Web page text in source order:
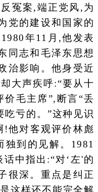
冤案,端正党风,为
党的建设和国家的
年11月,他发表
同志和毛泽东思想
治影响。他身受近
大声疾呼:“要从十
价毛主席”,断言“丢
亏的。”这种见识
!他对客观评价林彪
独到的见解。1981
中指出:“对‘左'的
很深。重点是纠正
这样还不能完全解